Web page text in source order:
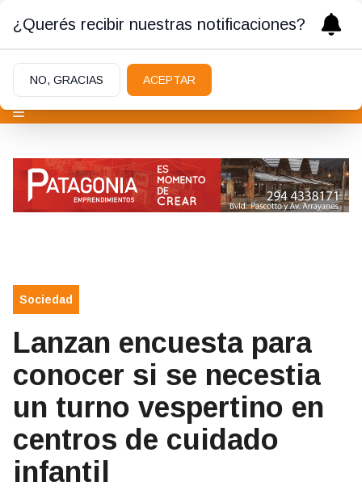
Sociedad
Lanzan encuesta para
conocer si se necestia
un turno vespertino en
centros de cuidado
infantil
¿Querés recibir nuestras notificaciones?
NO, GRACIAS ACEPTAR